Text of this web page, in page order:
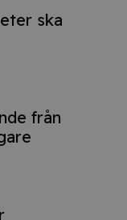
ska
från